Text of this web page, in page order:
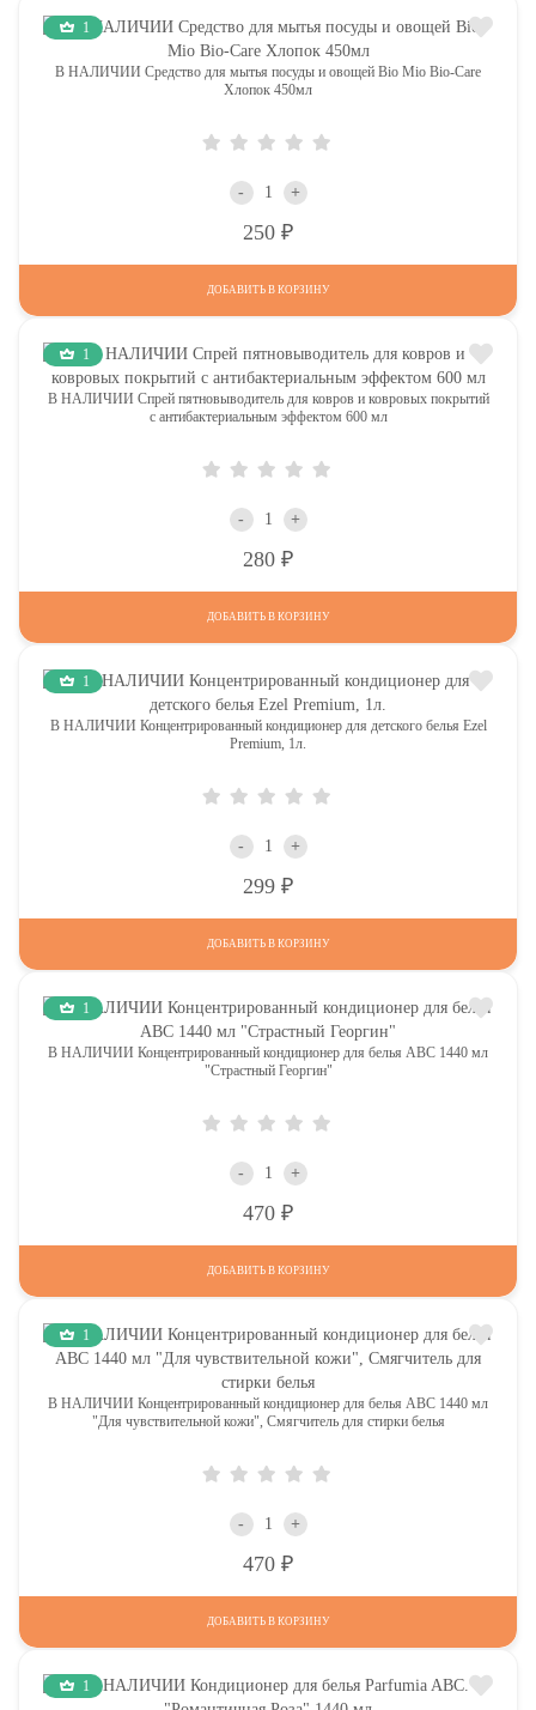
1
В НАЛИЧИИ Средство для мытья посуды и овощей Bio Mio Bio-Care
Хлопок 450мл
- +
250
ДОБАВИТЬ В КОРЗИНУ
1
В НАЛИЧИИ Спрей пятновыводитель для ковров и ковровых покрытий
с антибактериальным эффектом 600 мл
- +
280
ДОБАВИТЬ В КОРЗИНУ
1
В НАЛИЧИИ Концентрированный кондиционер для детского белья Ezel
Premium, 1л.
- +
299
ДОБАВИТЬ В КОРЗИНУ
1
В НАЛИЧИИ Концентрированный кондиционер для белья АВС 1440 мл
"Страстный Георгин"
- +
470
ДОБАВИТЬ В КОРЗИНУ
1
В НАЛИЧИИ Концентрированный кондиционер для белья АВС 1440 мл
"Для чувствительной кожи", Смягчитель для стирки белья
- +
470
ДОБАВИТЬ В КОРЗИНУ
1